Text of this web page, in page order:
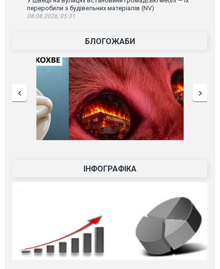
переробили з будівельних матеріалів (NV)
08.08.2026, 05:31
БЛОГОЖАБИ
ІНФОГРАФІКА